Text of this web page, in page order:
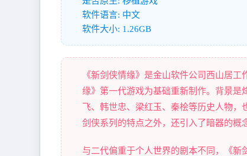
软件语言: 中文
软件大小: 1.26GB
《新剑侠情缘》是金山软件公司西山居
缘》第一代游戏为基础重新制作。背景是
飞、韩世忠、梁红玉、秦桧等历史人物，
剑侠系列的特点之外，还引入了暗器的概
与二代偏重于个人世界的剧本不同，《新